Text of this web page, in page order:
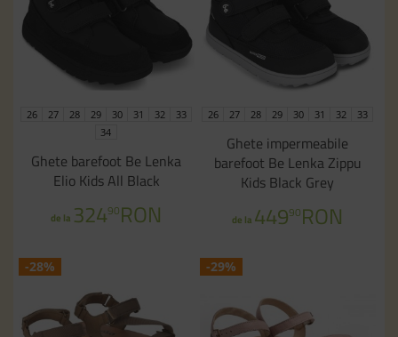
26 27 28 29 30 31 32
33
34
Ghete barefoot Be Lenka
Elio Kids All Black
de la 32490RON
26 27 28 29 30 31 32 33
Ghete impermeabile
barefoot Be Lenka Zippu
Kids Black Grey
de la 44990RON
-28% -29%